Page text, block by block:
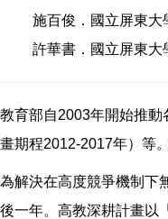
施百俊．國立屏東大
許華書．國立屏東大
教育部自2003年開始推
畫期程2012-2017年）等
為解決在高度競爭機制下
後一年。高教深耕計畫以